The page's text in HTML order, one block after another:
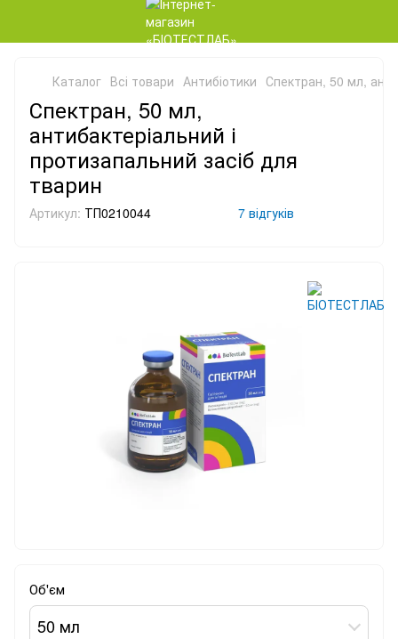
Каталог Всі товари Антибіотики Спектран, 50 мл,
Спектран, 50 мл,
антибактеріальний і
протизапальний засіб для
тварин
Артикул: ТП0210044 7 відгуків
Об'єм
50 мл